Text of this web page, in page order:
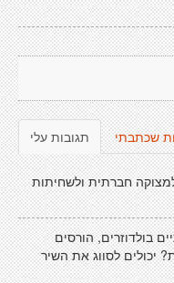
תגובות עלי שכתבתי
חברתית ולשחיתות
בולדוזרים, הורסים
יכולים לסווג את השיר